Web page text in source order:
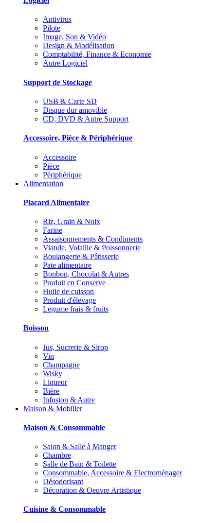
Antivirus
Pilote
Image, Son & Vidéo
Design & Modélisation
Comptabilité, Finance & Economie
Autre Logiciel
Support de Stockage
USB & Carte SD
Disque dur amovible
CD, DVD & Autre Support
Accessoire, Pièce & Périphérique
Accessoire
Pièce
Périphérique
Alimentation
Placard Alimentaire
Riz, Grain & Noix
Farine
Assaisonnements & Condiments
Viande, Volaille & Poissonnerie
Boulangerie & Pâtisserie
Pate alimentaire
Bonbon, Chocolat & Autres
Produit en Conserve
Huile de cuisson
Produit d'élevage
Legume frais & fruits
Boisson
Jus, Sucrerie & Sirop
Vin
Champagne
Wisky
Liqueur
Bière
Infusion & Autre
Maison & Mobilier
Maison & Consommable
Salon & Salle à Manger
Chambre
Salle de Bain & Toilette
Consommable, Accessoire & Electroménager
Désodorisant
Décoration & Oeuvre Artistique
Cuisine & Consommable